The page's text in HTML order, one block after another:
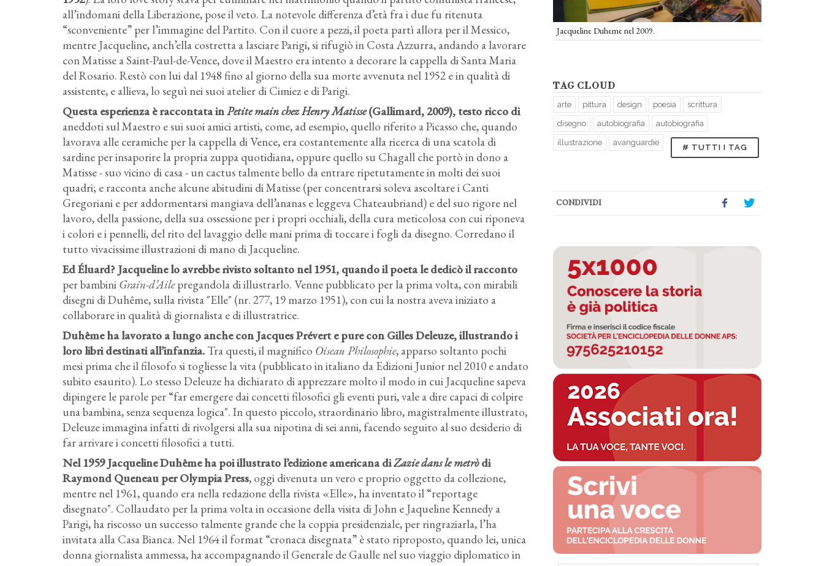
Jacqueline Duheme nel 2009.
TAG CLOUD
arte pittura design poesia scrittura
disegno autobiografia autobiografia
illustrazione avanguardie
# TUTTI I TAG
CONDIVIDI
all’indomani della Liberazione, pose il veto. La notevole differenza d’età fra i due fu ritenuta
“sconveniente” per l’immagine del Partito. Con il cuore a pezzi, il poeta partì allora per il Messico,
mentre Jacqueline, anch’ella costretta a lasciare Parigi, si rifugiò in Costa Azzurra, andando a lavorare
con Matisse a Saint-Paul-de-Vence, dove il Maestro era intento a decorare la cappella di Santa Maria
del Rosario. Restò con lui dal 1948 fino al giorno della sua morte avvenuta nel 1952 e in qualità di
assistente, e allieva, lo seguì nei suoi atelier di Cimiez e di Parigi.
Questa esperienza è raccontata inPetite main chez Henry Matisse(Gallimard, 2009), testo ricco di
aneddoti sul Maestro e sui suoi amici artisti, come, ad esempio, quello riferito a Picasso che, quando
lavorava alle ceramiche per la cappella di Vence, era costantemente alla ricerca di una scatola di
sardine per insaporire la propria zuppa quotidiana, oppure quello su Chagall che portò in dono a
Matisse - suo vicino di casa - un cactus talmente bello da entrare ripetutamente in molti dei suoi
quadri; e racconta anche alcune abitudini di Matisse (per concentrarsi soleva ascoltare i Canti
Gregoriani e per addormentarsi mangiava dell’ananas e leggeva Chateaubriand) e del suo rigore nel
lavoro, della passione, della sua ossessione per i propri occhiali, della cura meticolosa con cui riponeva
i colori e i pennelli, del rito del lavaggio delle mani prima di toccare i fogli da disegno. Corredano il
tutto vivacissime illustrazioni di mano di Jacqueline.
Ed Éluard? Jacqueline lo avrebbe rivisto soltanto nel 1951, quando il poeta le dedicò il racconto
per bambini Grain-d’Ailepregandola di illustrarlo. Venne pubblicato per la prima volta, con mirabili
disegni di Duhême, sulla rivista "Elle" (nr. 277, 19 marzo 1951), con cui la nostra aveva iniziato a
collaborare in qualità di giornalista e di illustratrice.
Duhême ha lavorato a lungo anche con Jacques Prévert e pure con Gilles Deleuze, illustrando i
loro libri destinati all’infanzia. Tra questi, il magnifico Oiseau Philosophie, apparso soltanto pochi
mesi prima che il filosofo si togliesse la vita (pubblicato in italiano da Edizioni Junior nel 2010 e andato
subito esaurito). Lo stesso Deleuze ha dichiarato di apprezzare molto il modo in cui Jacqueline sapeva
dipingere le parole per “far emergere dai concetti filosofici gli eventi puri, vale a dire capaci di colpire
una bambina, senza sequenza logica". In questo piccolo, straordinario libro, magistralmente illustrato,
Deleuze immagina infatti di rivolgersi alla sua nipotina di sei anni, facendo seguito al suo desiderio di
far arrivare i concetti filosofici a tutti.
Nel 1959 Jacqueline Duhême ha poi illustrato l’edizione americana diZazie dans le metròdi
Raymond Queneau per Olympia Press, oggi divenuta un vero e proprio oggetto da collezione,
mentre nel 1961, quando era nella redazione della rivista «Elle», ha inventato il “reportage
disegnato". Collaudato per la prima volta in occasione della visita di John e Jaqueline Kennedy a
Parigi, ha riscosso un successo talmente grande che la coppia presidenziale, per ringraziarla, l’ha
invitata alla Casa Bianca. Nel 1964 il format “cronaca disegnata” è stato riproposto, quando lei, unica
donna giornalista ammessa, ha accompagnando il Generale de Gaulle nel suo viaggio diplomatico in